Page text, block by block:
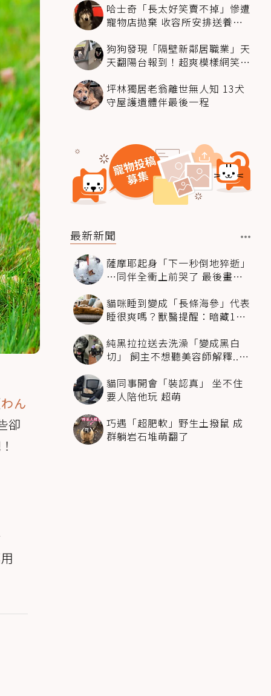
わん
卻
哈士奇「長太好笑賣不掉」慘遭
寵物店拋棄 收容所安排送養活
狗狗發現「隔壁新鄰居職業」天
天翻陽台報到！超爽模樣網笑
坪林獨居老翁離世無人知 13犬
守屋護遺體伴最後一程
最新新聞
薩摩耶起身「下一秒倒地猝逝」
…同伴全衝上前哭了 最後畫面
貓咪睡到變成「長條海參」代表
睡很爽嗎？獸醫提醒：暗藏1種
純黑拉拉送去洗澡「變成黑白
切」 飼主不想聽美容師解釋..衝
貓同事開會「裝認真」 坐不住
要人陪他玩 超萌
巧遇「超肥軟」野生土撥鼠 成
群躺岩石堆萌翻了